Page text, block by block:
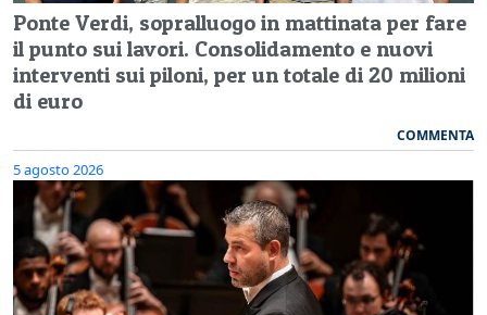
Ponte Verdi, sopralluogo in mattinata per fare
il punto sui lavori. Consolidamento e nuovi
interventi sui piloni, per un totale di 20 milioni
di euro
COMMENTA
5 agosto 2026